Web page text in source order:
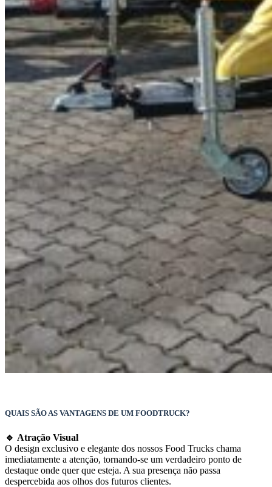
QUAIS SÃO AS VANTAGENS DE UM FOODTRUCK?
🔹 Atração Visual
O design exclusivo e elegante dos nossos Food Trucks chama
imediatamente a atenção, tornando-se um verdadeiro ponto de
destaque onde quer que esteja. A sua presença não passa
despercebida aos olhos dos futuros clientes.